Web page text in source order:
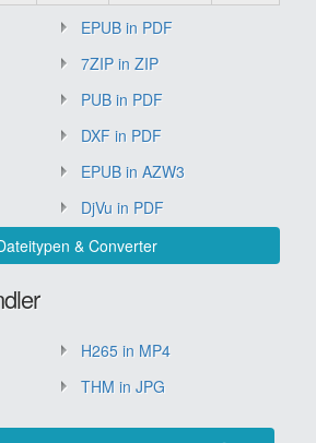
EPUB in PDF
7ZIP in ZIP
PUB in PDF
DXF in PDF
EPUB in AZW3
DjVu in PDF
& Converter
H265 in MP4
THM in JPG